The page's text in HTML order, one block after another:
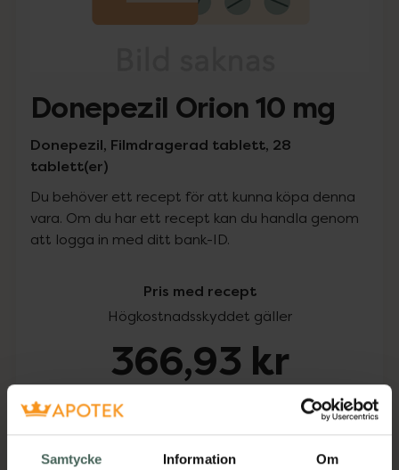
Samtycke Information Om
Donepezil Orion 10 mg
Donepezil, Filmdragerad tablett, 28
tablett(er)
Du behöver ett recept för att kunna köpa denna
vara. Om du har ett recept kan du handla genom
att logga in med ditt bank-ID.
Pris med recept
Högkostnadsskyddet gäller
366,93 kr
Köp via ditt recept